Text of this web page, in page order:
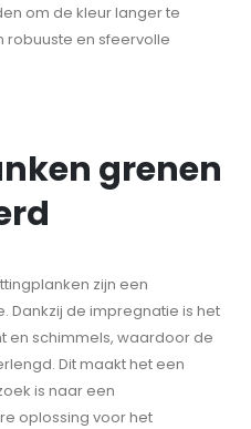
om de kleur langer te
robuuste en sfeervolle
grenen
zijn een
Dankzij de impregnatie is het
en schimmels, waardoor de
Dit maakt het een
is naar een
oplossing voor het